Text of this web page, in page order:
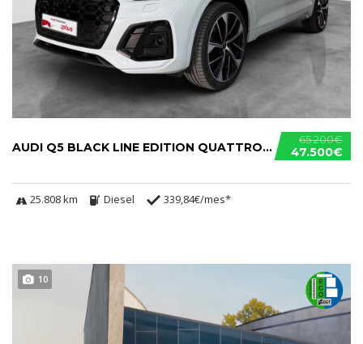
65.200€
47.500€
AUDI Q5 BLACK LINE EDITION QUATTRO S TRONIC 40 TDI
25.808 km Diesel 339,84€/mes*
10